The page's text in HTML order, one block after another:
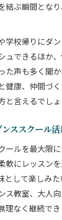
結ぶ瞬間とな
学校帰りにダ
ュできるほか
た声も多く聞
健康、仲間づ
と言えるでしょ
ススクール
ールを最大限
軟にレッスン
として楽しみ
ス教室、大人
なく継続でき